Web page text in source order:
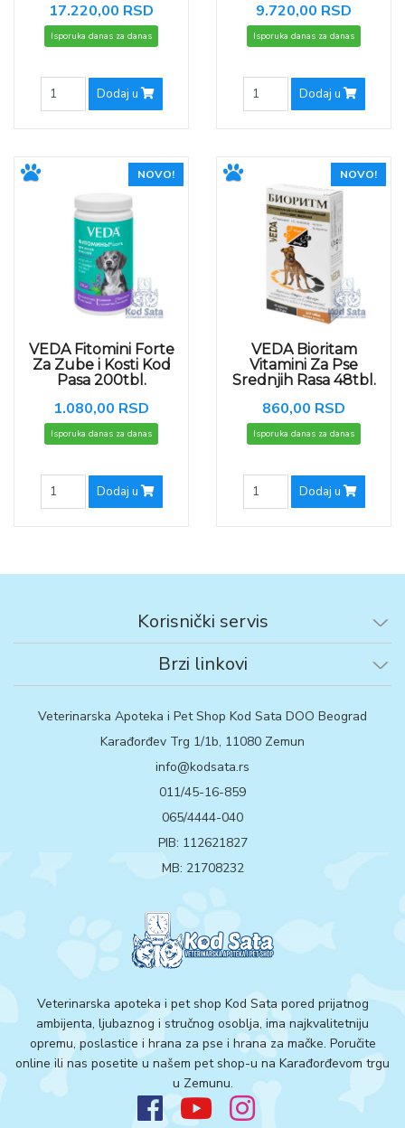
17.220,00 RSD
Isporuka danas za danas
Dodaj u
9.720,00 RSD
Isporuka danas za danas
Dodaj u
NOVO!
VEDA Fitomini Forte
Za Zube i Kosti Kod
Pasa 200tbl.
1.080,00 RSD
Isporuka danas za danas
Dodaj u
NOVO!
VEDA Bioritam
Vitamini Za Pse
Srednjih Rasa 48tbl.
860,00 RSD
Isporuka danas za danas
Dodaj u
Korisnički servis
Brzi linkovi
Veterinarska Apoteka i Pet Shop Kod Sata DOO Beograd
Karađorđev Trg 1/1b, 11080 Zemun
info@kodsata.rs
011/45-16-859
065/4444-040
PIB: 112621827
MB: 21708232
Veterinarska apoteka i pet shop Kod Sata pored prijatnog
ambijenta, ljubaznog i stručnog osoblja, ima najkvalitetniju
opremu, poslastice i hrana za pse i hrana za mačke. Poručite
online ili nas posetite u našem pet shop-u na Karađorđevom trgu
u Zemunu.